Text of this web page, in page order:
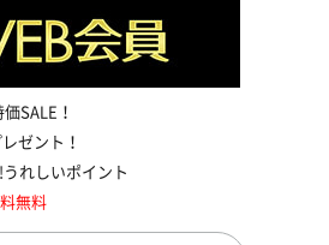
SALE！
ゼント！
れしいポイント
無料